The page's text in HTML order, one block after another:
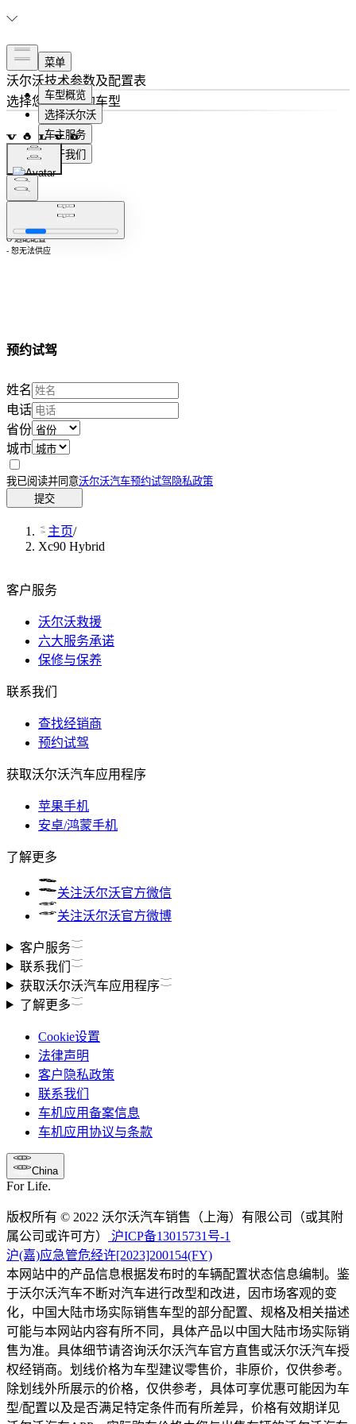
沃尔沃技术参数及配置表
选择您想了解的车型
注：S 标准配置
O 选配配置
- 恕无法供应
预约试驾
姓名
电话
省份
城市
我已阅读并同意沃尔沃汽车预约试驾隐私政策
提交
主页/
Xc90 Hybrid